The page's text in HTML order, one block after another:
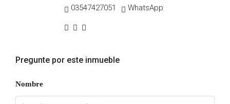
03547427051
WhatsApp
Pregunte por este inmueble
Nombre